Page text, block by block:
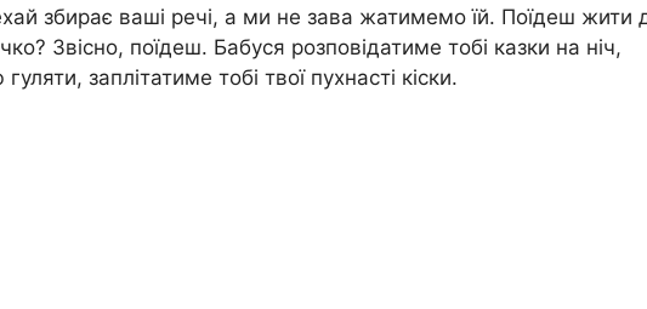
збирає ваші речі, а ми не зава жатимемо їй. Поїдеш жити
Звісно, поїдеш. Бабуся розповідатиме тобі казки на ніч,
заплітатиме тобі твої пухнасті кіски.